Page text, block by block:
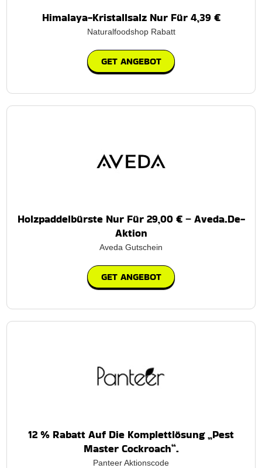
Himalaya-Kristallsalz Nur Für 4,39 €
Naturalfoodshop Rabatt
GET ANGEBOT
Holzpaddelbürste Nur Für 29,00 € – Aveda.De-
Aktion
Aveda Gutschein
GET ANGEBOT
12 % Rabatt Auf Die Komplettlösung „Pest
Master Cockroach“.
Panteer Aktionscode